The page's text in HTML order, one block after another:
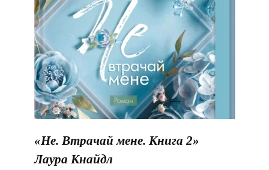
«Не. Втрачай мене. Книга 2»
Лаура Кнайдл